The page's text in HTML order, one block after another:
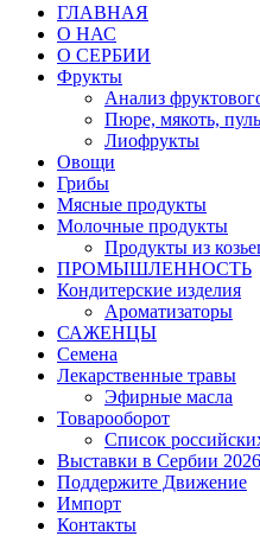
ГЛАВНАЯ
О НАС
O СЕРБИИ
Фрукты
Анализ
Пюре, мякоть,
Лиофрукты
Овощи
Грибы
Мясные продукты
Молочные продукты
Продукты из
ПРОМЫШЛЕННОСТЬ
Кондитерские изделия
Ароматизаторы
САЖЕНЦЫ
Семена
Лекарственные травы
Эфирные масла
Товарооборот
Список
Выставки в Сербии 2026
Поддержите Движение
Импорт
Контакты